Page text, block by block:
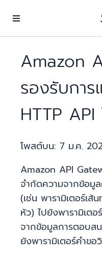
Amazon
รองรับกา
HTTP
โพสต์บน: 7 ม.ค.
Amazon API
จำกัดความจากข้อมู
(เช่น พารามิเตอร์เ
หัว) ไปยังพารามิเต
จากข้อมูลการตอบส
ยังพารามิเตอร์คำขอ